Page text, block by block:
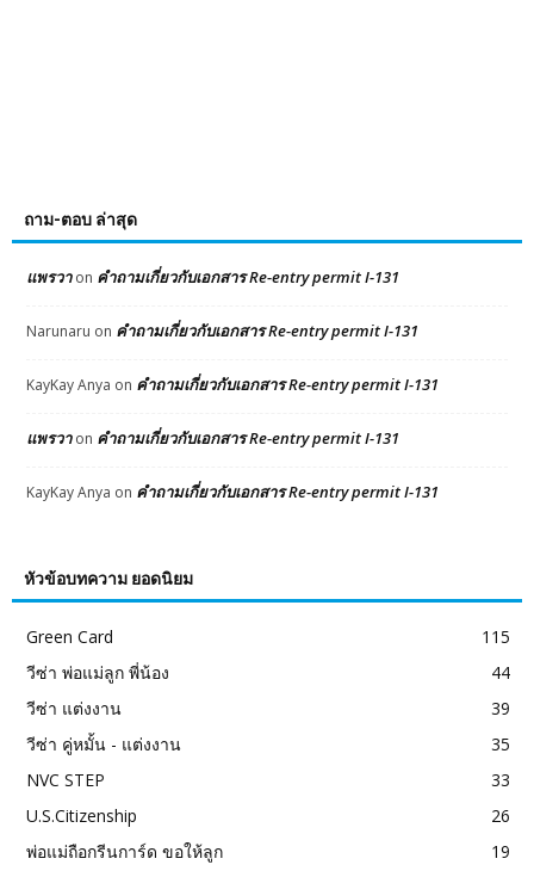
ถาม-ตอบ ล่าสุด
แพรวาon คำถามเกี่ยวกับเอกสาร Re-entry permit I-131
Narunaru on คำถามเกี่ยวกับเอกสาร Re-entry permit I-131
KayKay Anya on คำถามเกี่ยวกับเอกสาร Re-entry permit I-131
แพรวาon คำถามเกี่ยวกับเอกสาร Re-entry permit I-131
KayKay Anya on คำถามเกี่ยวกับเอกสาร Re-entry permit I-131
หัวข้อบทความ ยอดนิยม
Green Card
115
วีซ่า พ่อแม่ลูก พี่น้อง
44
วีซ่า แต่งงาน
39
วีซ่า คู่หมั้น - แต่งงาน
35
NVC STEP
33
U.S.Citizenship
26
พ่อแม่ถือกรีนการ์ด ขอให้ลูก
19